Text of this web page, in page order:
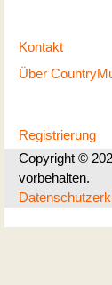
Kontakt
Über
Registrierung
Copyright ©
vorbehalten.